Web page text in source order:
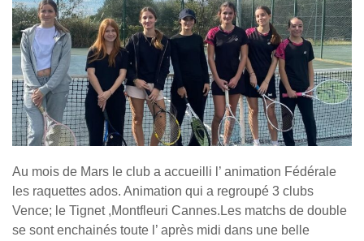
Au mois de Mars le club a accueilli l’ animation Fédérale
les raquettes ados. Animation qui a regroupé 3 clubs
Vence; le Tignet ,Montfleuri Cannes.Les matchs de double
se sont enchainés toute l’ après midi dans une belle